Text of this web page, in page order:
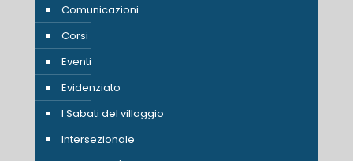
Comunicazioni
Corsi
Eventi
Evidenziato
I Sabati del villaggio
Intersezionale